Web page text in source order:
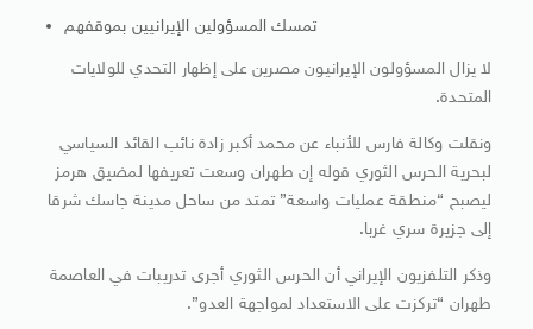
تمسك المسؤولين الإيرانيين بموقفهم
لا يزال المسؤولون الإيرانيون ​مصرين على إظهار التحدي للولايات
المتحدة.
ونقلت وكالة فارس للأنباء عن محمد أكبر زادة نائب القائد السياسي
لبحرية الحرس الثوري قوله إن طهران وسعت تعريفها لمضيق هرمز
ليصبح “منطقة عمليات واسعة” تمتد من ساحل مدينة جاسك شرقا
إلى جزيرة ​سري غربا.
وذكر التلفزيون الإيراني أن الحرس الثوري أجرى تدريبات في العاصمة
طهران “تركزت على الاستعداد لمواجهة العدو”.